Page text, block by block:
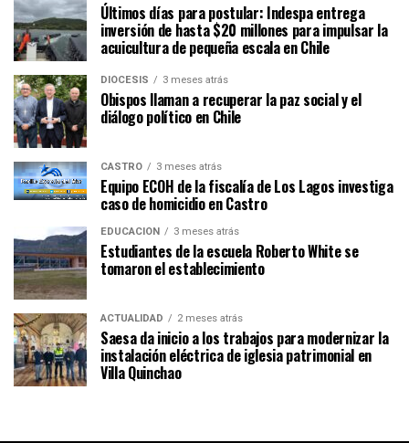
Últimos días para postular: Indespa entrega
inversión de hasta $20 millones para impulsar la
acuicultura de pequeña escala en Chile
DIÓCESIS 3 meses atrás
Obispos llaman a recuperar la paz social y el
diálogo político en Chile
CASTRO 3 meses atrás
Equipo ECOH de la fiscalía de Los Lagos investiga
caso de homicidio en Castro
EDUCACIÓN 3 meses atrás
Estudiantes de la escuela Roberto White se
tomaron el establecimiento
ACTUALIDAD 2 meses atrás
Saesa da inicio a los trabajos para modernizar la
instalación eléctrica de iglesia patrimonial en
Villa Quinchao